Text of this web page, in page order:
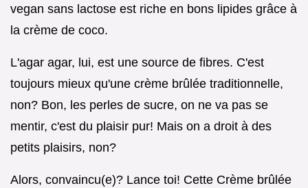
vegan sans lactose est riche en bons lipides grâce à
la crème de coco.
L'agar agar, lui, est une source de fibres. C'est
toujours mieux qu'une crème brûlée traditionnelle,
non? Bon, les perles de sucre, on ne va pas se
mentir, c'est du plaisir pur! Mais on a droit à des
petits plaisirs, non?
Alors, convaincu(e)? Lance toi! Cette Crème brûlée